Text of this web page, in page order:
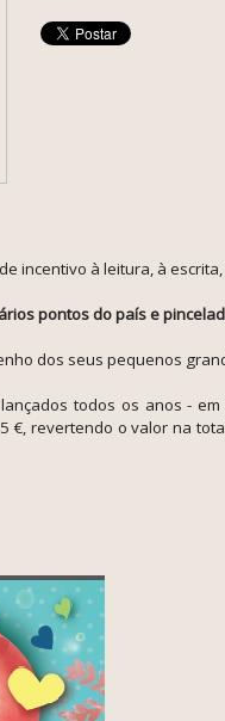
incentivo à leitura, à escrita,
pontos do país e
dos seus pequenos
todos os anos -
€, revertendo o valor na